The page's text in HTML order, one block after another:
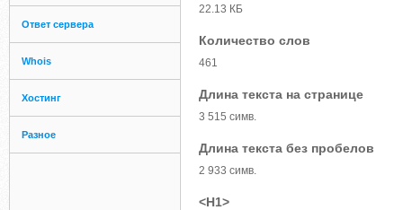
Ответ сервера
Whois
Хостинг
Разное
22.13 КБ
Количество слов
461
Длина текста на странице
3 515 симв.
Длина текста без пробелов
2 933 симв.
<H1>